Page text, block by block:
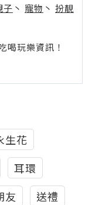
子 丶 寵物 丶 扮靚
玩樂資訊！
生花
耳環
友
送禮